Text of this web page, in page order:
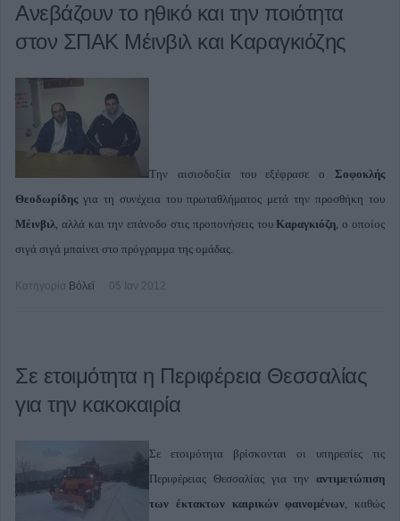
Ανεβάζουν το ηθικό και την ποιότητα
στον ΣΠΑΚ Μέινβιλ και Καραγκιόζης
Την αισιοδοξία του εξέφρασε ο Σοφοκλής
Θεοδωρίδηςγια τη συνέχεια του πρωταθλήματος μετά την προσθήκη του
Μέινβιλ, αλλά και την επάνοδο στις προπονήσεις τουΚαραγκιόζη, ο οποίος
σιγά σιγά μπαίνει στο πρόγραμμα της ομάδας.
Κατηγορία Βόλεϊ 05 Ιαν 2012
Σε ετοιμότητα η Περιφέρεια Θεσσαλίας
για την κακοκαιρία
Σε ετοιμότητα βρίσκονται οι υπηρεσίες τις
Περιφέρειας Θεσσαλίας για την αντιμετώπιση
των έκτακτων καιρικών φαινομένων, καθώς